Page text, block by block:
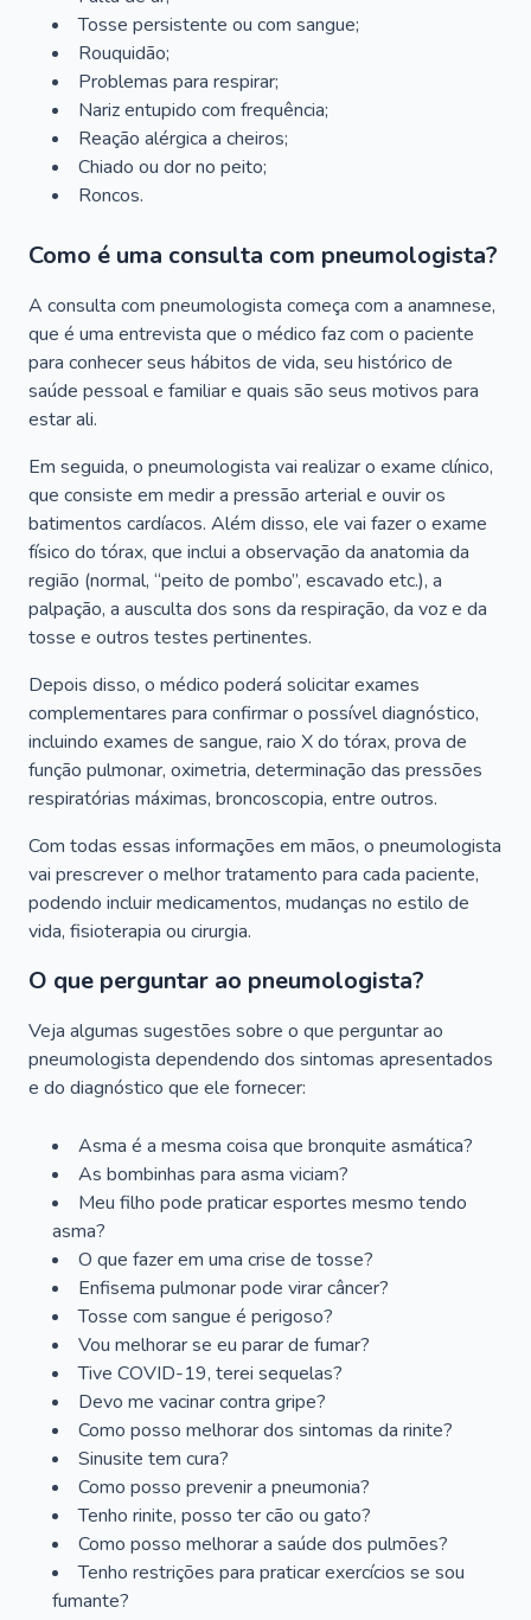
Tosse persistente ou com sangue;
Rouquidão;
Problemas para respirar;
Nariz entupido com frequência;
Reação alérgica a cheiros;
Chiado ou dor no peito;
Roncos.
Como é uma consulta com pneumologista?
A consulta com pneumologista começa com a anamnese,
que é uma entrevista que o médico faz com o paciente
para conhecer seus hábitos de vida, seu histórico de
saúde pessoal e familiar e quais são seus motivos para
estar ali.
Em seguida, o pneumologista vai realizar o exame clínico,
que consiste em medir a pressão arterial e ouvir os
batimentos cardíacos. Além disso, ele vai fazer o exame
físico do tórax, que inclui a observação da anatomia da
região (normal, “peito de pombo”, escavado etc.), a
palpação, a ausculta dos sons da respiração, da voz e da
tosse e outros testes pertinentes.
Depois disso, o médico poderá solicitar exames
complementares para confirmar o possível diagnóstico,
incluindo exames de sangue, raio X do tórax, prova de
função pulmonar, oximetria, determinação das pressões
respiratórias máximas, broncoscopia, entre outros.
Com todas essas informações em mãos, o pneumologista
vai prescrever o melhor tratamento para cada paciente,
podendo incluir medicamentos, mudanças no estilo de
vida, fisioterapia ou cirurgia.
O que perguntar ao pneumologista?
Veja algumas sugestões sobre o que perguntar ao
pneumologista dependendo dos sintomas apresentados
e do diagnóstico que ele fornecer:
Asma é a mesma coisa que bronquite asmática?
As bombinhas para asma viciam?
Meu filho pode praticar esportes mesmo tendo
asma?
O que fazer em uma crise de tosse?
Enfisema pulmonar pode virar câncer?
Tosse com sangue é perigoso?
Vou melhorar se eu parar de fumar?
Tive COVID-19, terei sequelas?
Devo me vacinar contra gripe?
Como posso melhorar dos sintomas da rinite?
Sinusite tem cura?
Como posso prevenir a pneumonia?
Tenho rinite, posso ter cão ou gato?
Como posso melhorar a saúde dos pulmões?
Tenho restrições para praticar exercícios se sou
fumante?